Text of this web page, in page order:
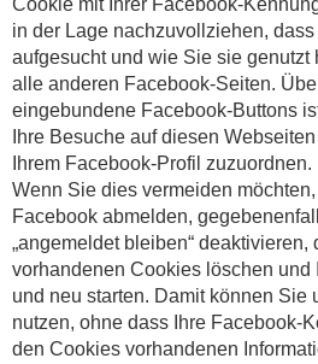
Cookie mit Ihrer Facebook-
in der Lage nachzuvollziehen,
aufgesucht und wie Sie sie genutzt
alle anderen Facebook-Seiten.
eingebundene Facebook-Buttons
Ihre Besuche auf diesen
Ihrem Facebook-Profil zuzuordnen.
Wenn Sie dies vermeiden
Facebook abmelden,
„angemeldet bleiben“ deaktivieren,
vorhandenen Cookies löschen und
und neu starten. Damit können Sie
nutzen, ohne dass Ihre Facebook-
den Cookies vorhandenen